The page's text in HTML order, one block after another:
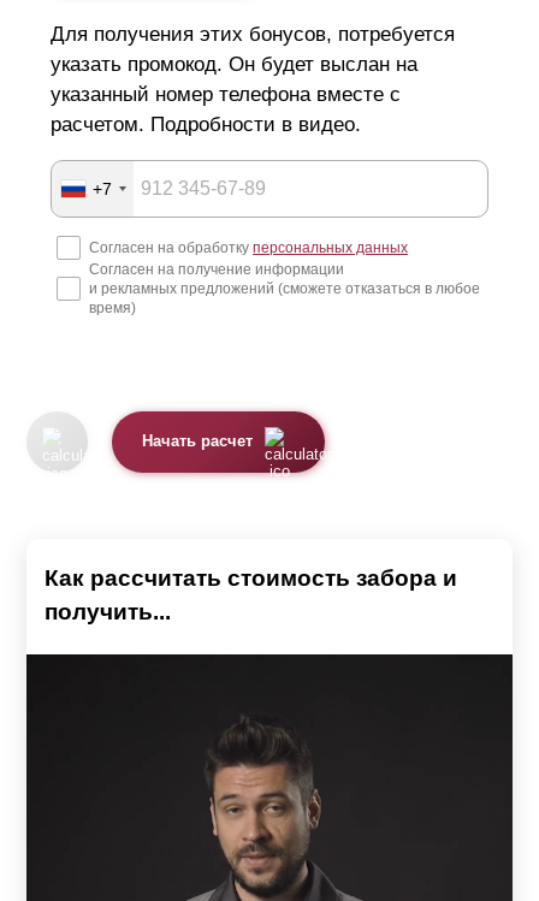
Для получения этих бонусов, потребуется
указать промокод. Он будет выслан на
указанный номер телефона вместе с
расчетом. Подробности в видео.
+7
Согласен на обработку персональных данных
Согласен на получение информации
и рекламных предложений (сможете отказаться в любое
время)
Начать расчет
Как рассчитать стоимость забора и
получить...